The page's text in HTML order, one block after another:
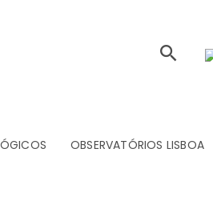
OBSERVATÓRIOS LISBOA